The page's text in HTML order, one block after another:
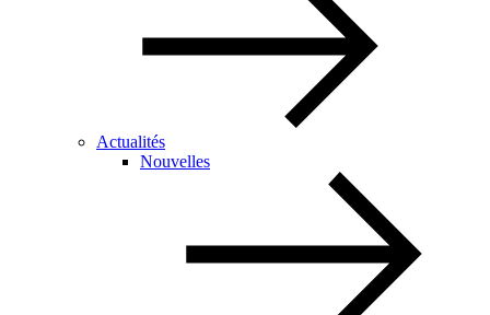
Actualités
Nouvelles